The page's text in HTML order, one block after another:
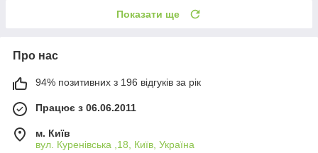
Показати ще
Про нас
94% позитивних з 196 відгуків за рік
Працює з 06.06.2011
м. Київ
вул. Куренівська ,18, Київ, Україна